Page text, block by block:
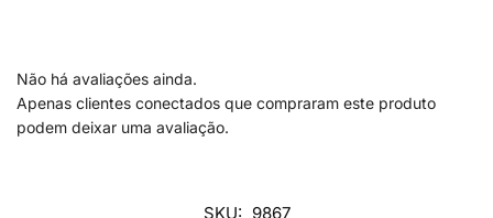
Não há avaliações ainda.
Apenas clientes conectados que compraram este produto
podem deixar uma avaliação.
SKU: 9867